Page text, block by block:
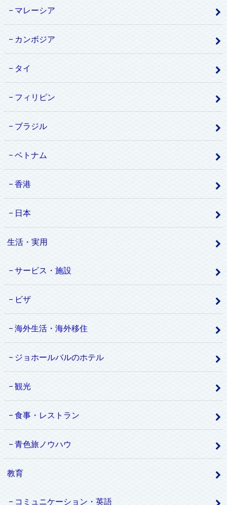
マレーシア
カンボジア
タイ
フィリピン
ブラジル
ベトナム
香港
日本
生活・実用
サービス・施設
ビザ
海外生活・海外移住
ジョホールバルのホテル
観光
食事・レストラン
青色旅ノウハウ
教育
コミュニケーション・英語